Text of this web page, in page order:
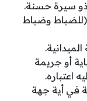
سيرة حسنة.
عن (170) سم (للضباط وضباط
أو جريمة
اعتباره.
في أية جهة